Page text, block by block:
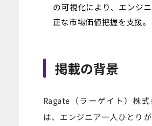
の可視化により、エンジ
正な市場価値把握を支援。
掲載の背景
Ragate（ラーゲイト）株
は、エンジニア一人ひとり